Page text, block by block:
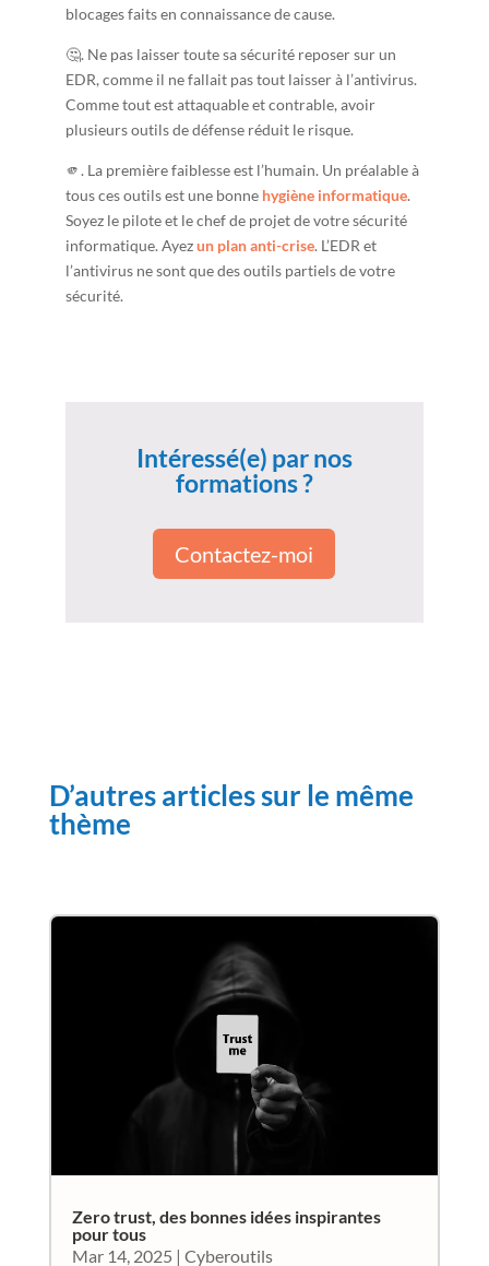
blocages faits en connaissance de cause.
🤔. Ne pas laisser toute sa sécurité reposer sur un
EDR, comme il ne fallait pas tout laisser à l’antivirus.
Comme tout est attaquable et contrable, avoir
plusieurs outils de défense réduit le risque.
🫵. La première faiblesse est l’humain. Un préalable à
tous ces outils est une bonne hygiène informatique.
Soyez le pilote et le chef de projet de votre sécurité
informatique. Ayezun plan anti-crise. L’EDR et
l’antivirus ne sont que des outils partiels de votre
sécurité.
Intéressé(e) par nos
formations ?
Contactez-moi
D’autres articles sur le même
thème
Zero trust, des bonnes idées inspirantes
pour tous
Mar 14, 2025 | Cyberoutils